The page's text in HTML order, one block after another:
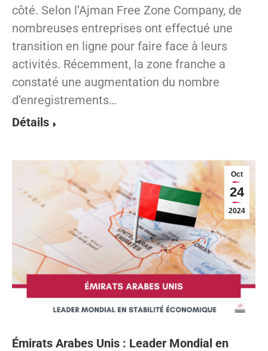
côté. Selon l’Ajman Free Zone Company, de
nombreuses entreprises ont effectué une
transition en ligne pour faire face à leurs
activités. Récemment, la zone franche a
constaté une augmentation du nombre
d’enregistrements…
Détails
Oct
24
2024
Émirats Arabes Unis : Leader Mondial en